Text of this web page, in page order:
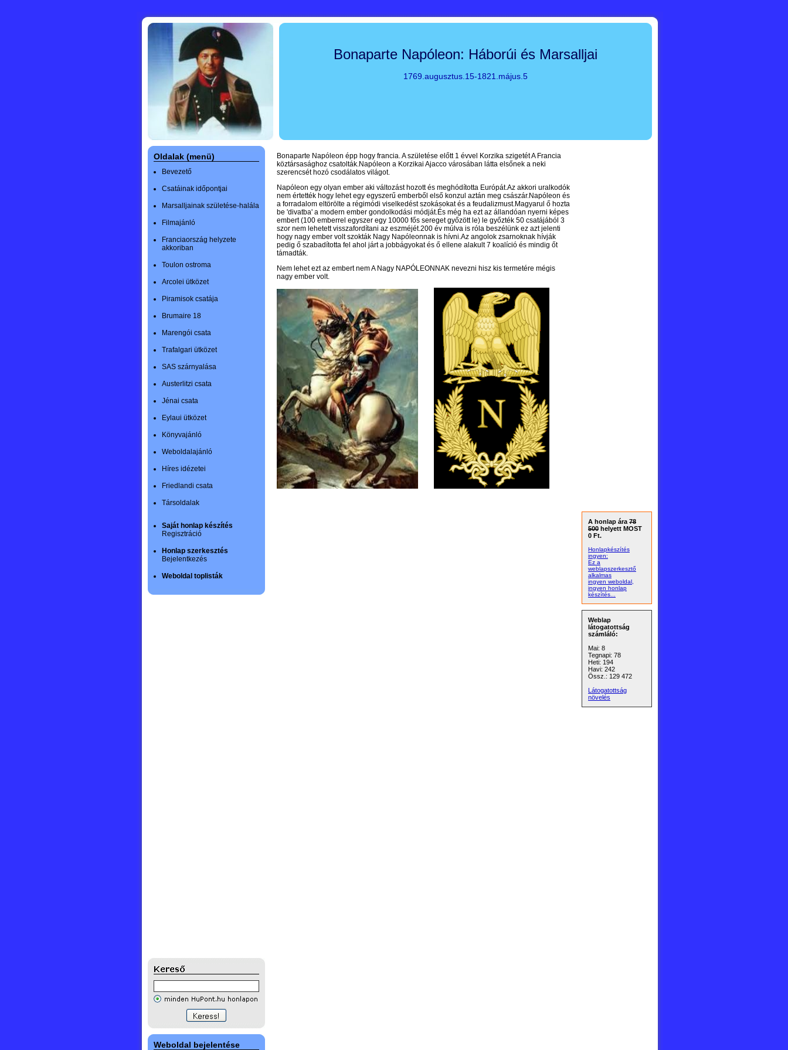
Bonaparte Napóleon: Háborúi és Marsalljai
1769.augusztus.15-1821.május.5
Oldalak (menü)
Bevezető
Csatáinak időpontjai
Marsalljainak születése-halála
Filmajánló
Franciaország helyzete
akkoriban
Toulon ostroma
Arcolei ütközet
Piramisok csatája
Brumaire 18
Marengói csata
Trafalgari ütközet
SAS szárnyalása
Austerlitzi csata
Jénai csata
Eylaui ütközet
Könyvajánló
Weboldalajánló
Híres idézetei
Friedlandi csata
Társoldalak
Saját honlap készítés
Regisztráció
Honlap szerkesztés
Bejelentkezés
Weboldal toplisták
Weboldal bejelentése
Bonaparte Napóleon épp hogy francia. A születése előtt 1 évvel Korzika szigetét A Francia
köztársasághoz csatolták.Napóleon a Korzikai Ajacco városában látta elsőnek a neki
szerencsét hozó csodálatos világot.
Napóleon egy olyan ember aki változást hozott és meghódította Európát.Az akkori uralkodók
nem értették hogy lehet egy egyszerű emberből első konzul aztán meg császár.Napóleon és
a forradalom eltörölte a régimódi viselkedést szokásokat és a feudalizmust.Magyarul ő hozta
be 'divatba' a modern ember gondolkodási módját.És még ha ezt az állandóan nyerni képes
embert (100 emberrel egyszer egy 10000 fős sereget győzött le) le győzték 50 csatájából 3
szor nem lehetett visszafordítani az eszméjét.200 év múlva is róla beszélünk ez azt jelenti
hogy nagy ember volt szokták Nagy Napóleonnak is hívni.Az angolok zsarnoknak hívják
pedig ő szabadította fel ahol járt a jobbágyokat és ő ellene alakult 7 koalíció és mindig őt
támadták.
Nem lehet ezt az embert nem A Nagy NAPÓLEONNAK nevezni hisz kis termetére mégis
nagy ember volt.
A honlap ára 78
500 helyett MOST
0 Ft.
Honlapkészítés
ingyen:
Ez a
weblapszerkesztő
alkalmas
ingyen weboldal,
ingyen honlap
készítés...
Weblap
látogatottság
számláló:
Mai: 8
Tegnapi: 78
Heti: 194
Havi: 242
Össz.: 129 472
Látogatottság
növelés